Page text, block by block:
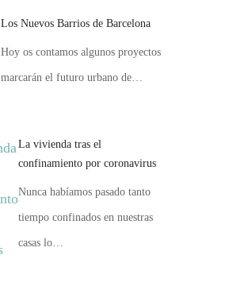
Los Nuevos Barrios de Barcelona
Hoy os contamos algunos proyectos
marcarán el futuro urbano de…
La vivienda tras el
confinamiento por coronavirus
Nunca habíamos pasado tanto
tiempo confinados en nuestras
casas lo…